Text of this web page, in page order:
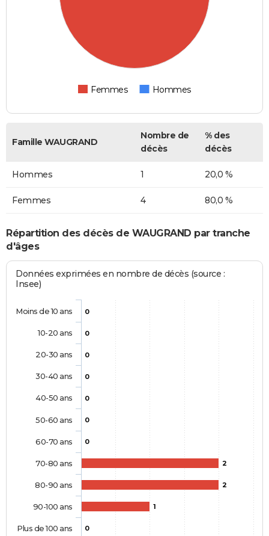
Femmes Hommes
Famille WAUGRAND
Nombre de
décès
% des
décès
Hommes 1 20,0 %
Femmes 4 80,0 %
Répartition des décès de WAUGRAND par tranche
d'âges
Données exprimées en nombre de décès (source :
Insee)
0
0
0
0
0
0
0
2
2
1
0
Moins de 10 ans
10-20 ans
20-30 ans
30-40 ans
40-50 ans
50-60 ans
60-70 ans
70-80 ans
80-90 ans
90-100 ans
Plus de 100 ans